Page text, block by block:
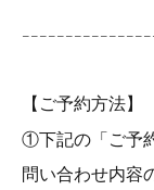
【ご予約方法】
①下記の「ご予
問い合わせ内容